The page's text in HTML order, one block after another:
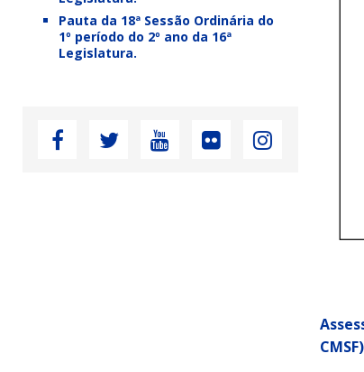
CMSF)
Pauta da 18ª Sessão Ordinária do
1º período do 2º ano da 16ª
Legislatura.